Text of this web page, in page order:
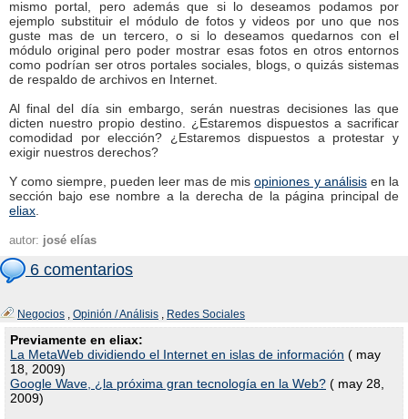
mismo portal, pero además que si lo deseamos podamos por
ejemplo substituir el módulo de fotos y videos por uno que nos
guste mas de un tercero, o si lo deseamos quedarnos con el
módulo original pero poder mostrar esas fotos en otros entornos
como podrían ser otros portales sociales, blogs, o quizás sistemas
de respaldo de archivos en Internet.
Al final del día sin embargo, serán nuestras decisiones las que
dicten nuestro propio destino. ¿Estaremos dispuestos a sacrificar
comodidad por elección? ¿Estaremos dispuestos a protestar y
exigir nuestros derechos?
Y como siempre, pueden leer mas de misopiniones y análisisen la
sección bajo ese nombre a la derecha de la página principal de
eliax
autor: josé elías
6 comentarios
Negocios , Opinión / Análisis , Redes Sociales
Previamente en eliax:
La MetaWeb dividiendo el Internet en islas de información ( may
18, 2009)
Google Wave, ¿la próxima gran tecnología en la Web? ( may 28,
2009)